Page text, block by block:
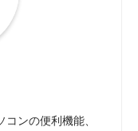
ンの便利機能、